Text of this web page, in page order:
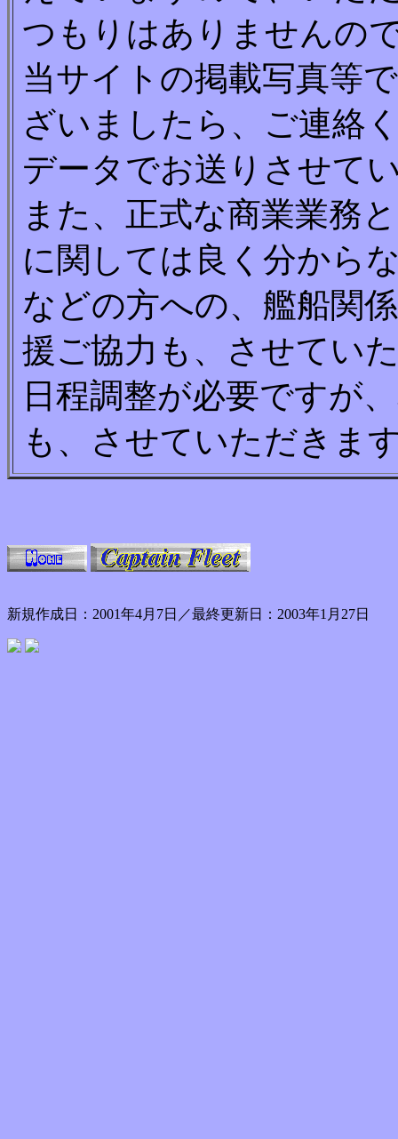
つもりはありませんの
当サイトの掲載写真等
ざいましたら、ご連絡
データでお送りさせて
また、正式な商業業務
に関しては良く分から
などの方への、艦船関
援ご協力も、させてい
日程調整が必要ですが
も、させていただきま
新規作成日：2001年4月7日／最終更新日：2003年1月27日